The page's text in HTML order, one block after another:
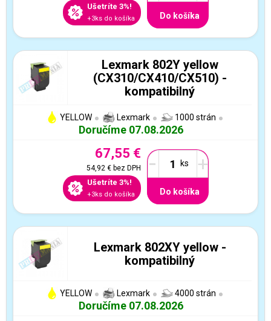
Ušetríte 3%!
+3ks do košíka Do košíka
Lexmark 802Y yellow
(CX310/CX410/CX510) -
kompatibilný
YELLOW Lexmark 1000 strán
Doručíme 07.08.2026
67,55 €
54,92 €bez DPH
Ušetríte 3%!
+3ks do košíka
- +
Do košíka
Lexmark 802XY yellow -
kompatibilný
YELLOW Lexmark 4000 strán
Doručíme 07.08.2026